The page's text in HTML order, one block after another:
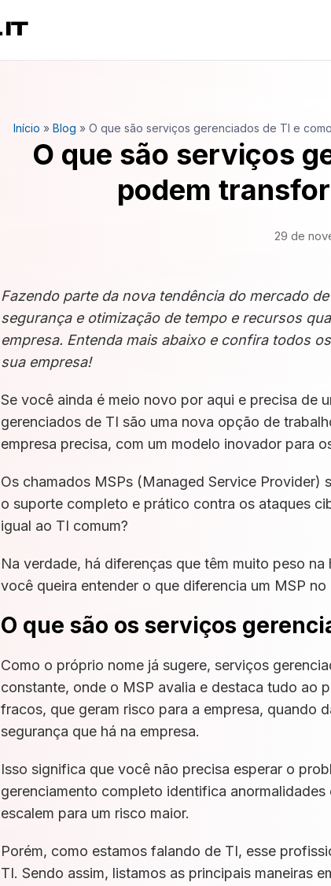
Início » Blog » O que são serviços gerenciados de TI e
O que são serviços
podem
29 de
Fazendo parte da nova tendência do mercado
segurança e otimização de tempo e recursos
empresa. Entenda mais abaixo e confira todos
sua empresa!
Se você ainda é meio novo por aqui e precisa de
gerenciados de TI são uma nova opção de
empresa precisa, com um modelo inovador para
Os chamados MSPs (Managed Service Provider)
o suporte completo e prático contra os ataques
igual ao TI comum?
Na verdade, há diferenças que têm muito peso
você queira entender o que diferencia um MSP
O que são os serviços
Como o próprio nome já sugere, serviços
constante, onde o MSP avalia e destaca tudo ao
fracos, que geram risco para a empresa, quando
segurança que há na empresa.
Isso significa que você não precisa esperar o
gerenciamento completo identifica
escalem para um risco maior.
Porém, como estamos falando de TI, esse
TI. Sendo assim, listamos as principais maneiras